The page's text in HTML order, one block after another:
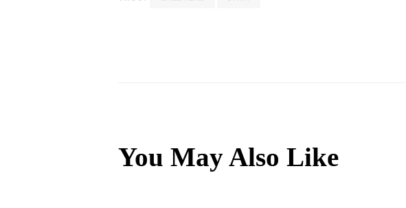
You May Also Like